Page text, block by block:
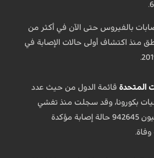
بالفيروس حتى الآن في أكثر من
منذ اكتشاف أولى حالات الإصابة في
المتحدةقائمة الدول من حيث عدد
ب‍كورونا، وقد سجلت منذ تفشي
الجائحة 38 مليون 942645 حالة إصابة مؤكدة